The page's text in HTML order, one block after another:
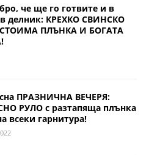
че ще го готвите и в
делник: КРЕХКО СВИНСКО
ПЛЪНКА И БОГАТА
ПРАЗНИЧНА ВЕЧЕРЯ:
РУЛО с разтапяща плънка
всеки гарнитура!